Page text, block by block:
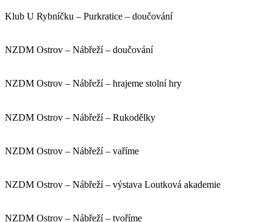
Klub U Rybníčku – Purkratice – doučování
NZDM Ostrov – Nábřeží – doučování
NZDM Ostrov – Nábřeží – hrajeme stolní hry
NZDM Ostrov – Nábřeží – Rukodělky
NZDM Ostrov – Nábřeží – vaříme
NZDM Ostrov – Nábřeží – výstava Loutková akademie
NZDM Ostrov – Nábřeží – tvoříme